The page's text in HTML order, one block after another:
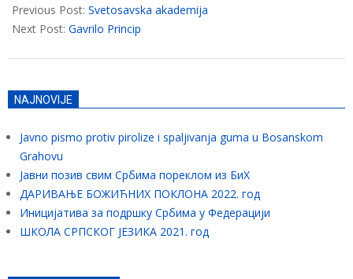
02-
01
Previous Post: Svetosavska akademija
Next Post: Gavrilo Princip
NAJNOVIJE
Javno pismo protiv pirolize i spaljivanja guma u Bosanskom
Grahovu
Јавни позив свим Србима пореклом из БиХ
ДАРИВАЊЕ БОЖИЋНИХ ПОКЛОНА 2022. год
Иницијатива за подршку Србима у Федерацији
ШКОЛА СРПСКОГ ЈЕЗИКА 2021. год